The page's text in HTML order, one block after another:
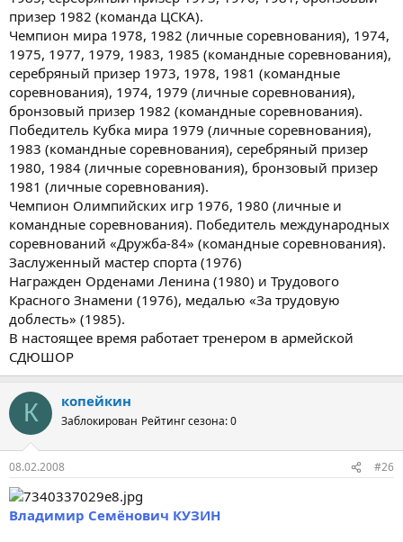
призер 1982 (команда ЦСКА).
Чемпион мира 1978, 1982 (личные соревнования), 1974,
1975, 1977, 1979, 1983, 1985 (командные соревнования),
серебряный призер 1973, 1978, 1981 (командные
соревнования), 1974, 1979 (личные соревнования),
бронзовый призер 1982 (командные соревнования).
Победитель Кубка мира 1979 (личные соревнования),
1983 (командные соревнования), серебряный призер
1980, 1984 (личные соревнования), бронзовый призер
1981 (личные соревнования).
Чемпион Олимпийских игр 1976, 1980 (личные и
командные соревнования). Победитель международных
соревнований «Дружба-84» (командные соревнования).
Заслуженный мастер спорта (1976)
Награжден Орденами Ленина (1980) и Трудового
Красного Знамени (1976), медалью «За трудовую
доблесть» (1985).
В настоящее время работает тренером в армейской
СДЮШОР
К копейкин
Заблокирован Рейтинг сезона: 0
08.02.2008 #26
Владимир Семёнович КУЗИН